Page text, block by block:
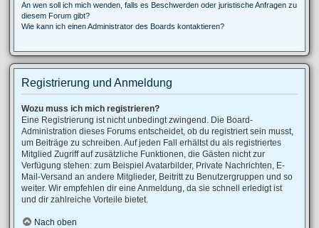
An wen soll ich mich wenden, falls es Beschwerden oder juristische Anfragen zu
diesem Forum gibt?
Wie kann ich einen Administrator des Boards kontaktieren?
Registrierung und Anmeldung
Wozu muss ich mich registrieren?
Eine Registrierung ist nicht unbedingt zwingend. Die Board-
Administration dieses Forums entscheidet, ob du registriert sein musst,
um Beiträge zu schreiben. Auf jeden Fall erhältst du als registriertes
Mitglied Zugriff auf zusätzliche Funktionen, die Gästen nicht zur
Verfügung stehen: zum Beispiel Avatarbilder, Private Nachrichten, E-
Mail-Versand an andere Mitglieder, Beitritt zu Benutzergruppen und so
weiter. Wir empfehlen dir eine Anmeldung, da sie schnell erledigt ist
und dir zahlreiche Vorteile bietet.
Nach oben